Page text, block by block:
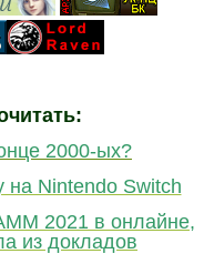
2000-ых?
на Nintendo Switch
2021 в онлайне,
из докладов